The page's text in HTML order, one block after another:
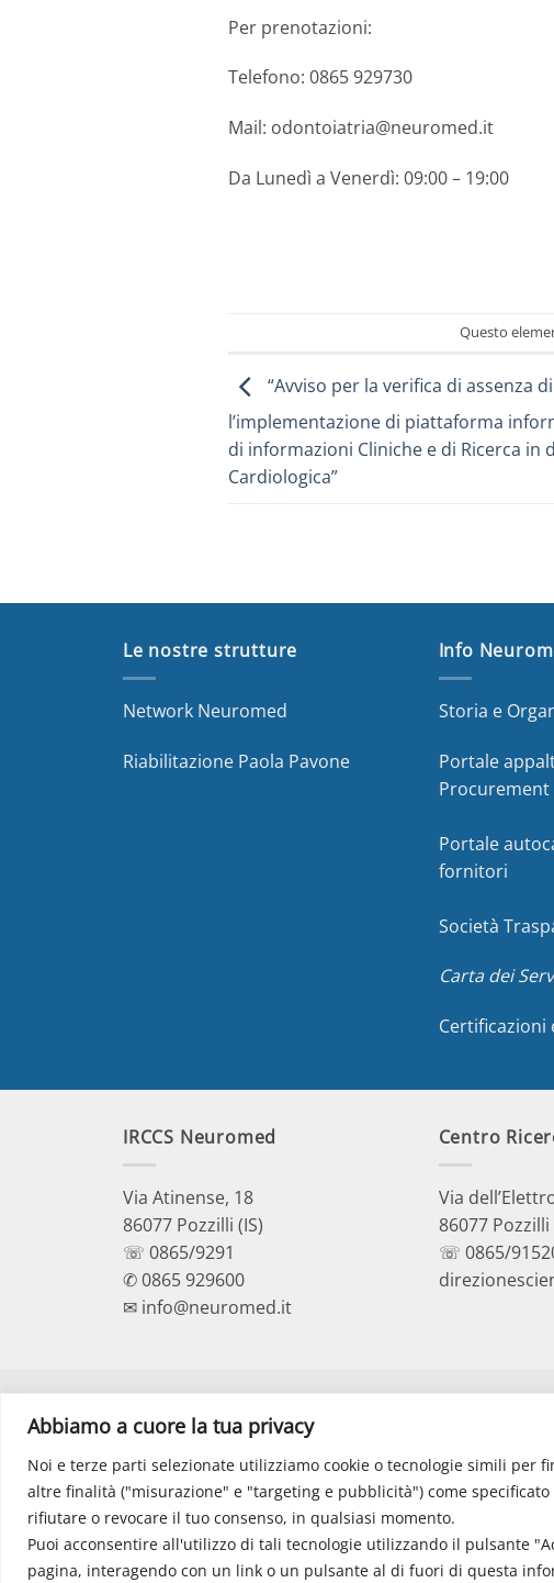
Abbiamo a cuore la tua privacy
Noi e terze parti selezionate utilizziamo cookie o tecnologie simili per
altre finalità ("misurazione" e "targeting e pubblicità") come specificato
rifiutare o revocare il tuo consenso, in qualsiasi momento.
Puoi acconsentire all'utilizzo di tali tecnologie utilizzando il pulsante
pagina, interagendo con un link o un pulsante al di fuori di questa
Per prenotazioni:
Telefono: 0865 929730
Mail: odontoiatria@neuromed.it
Da Lunedì a Venerdì: 09:00 – 19:00
Questo
“Avviso per la verifica di assenza
l’implementazione di piattaforma
di informazioni Cliniche e di Ricerca in
Cardiologica”
Le nostre strutture
Network Neuromed
Riabilitazione Paola Pavone
Info
Storia e
Portale
Procurement
Portale
fornitori
Società
Carta dei
Certificazioni
IRCCS Neuromed
Via Atinense, 18
86077 Pozzilli (IS)
☏ 0865/9291
✆ 0865 929600
✉ info@neuromed.it
Centro
Via
86077 Pozzilli
☏ 0865/
Webmail |
Cap. Soc. € 4.040.000 i.v.